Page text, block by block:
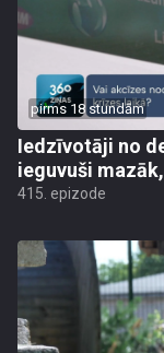
pirms 18 stundām
Iedzīvotāji no
ieguvuši
415. epizode